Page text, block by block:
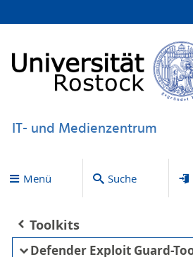
IT- und Medienzentrum
Menü Suche
Toolkits
Defender Exploit Guard-